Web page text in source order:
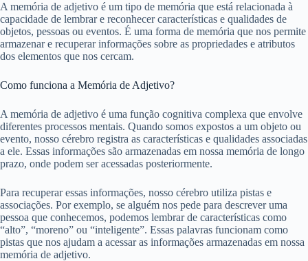
A memória de adjetivo é um tipo de memória que está relacionada à
capacidade de lembrar e reconhecer características e qualidades de
objetos, pessoas ou eventos. É uma forma de memória que nos permite
armazenar e recuperar informações sobre as propriedades e atributos
dos elementos que nos cercam.
Como funciona a Memória de Adjetivo?
A memória de adjetivo é uma função cognitiva complexa que envolve
diferentes processos mentais. Quando somos expostos a um objeto ou
evento, nosso cérebro registra as características e qualidades associadas
a ele. Essas informações são armazenadas em nossa memória de longo
prazo, onde podem ser acessadas posteriormente.
Para recuperar essas informações, nosso cérebro utiliza pistas e
associações. Por exemplo, se alguém nos pede para descrever uma
pessoa que conhecemos, podemos lembrar de características como
“alto”, “moreno” ou “inteligente”. Essas palavras funcionam como
pistas que nos ajudam a acessar as informações armazenadas em nossa
memória de adjetivo.